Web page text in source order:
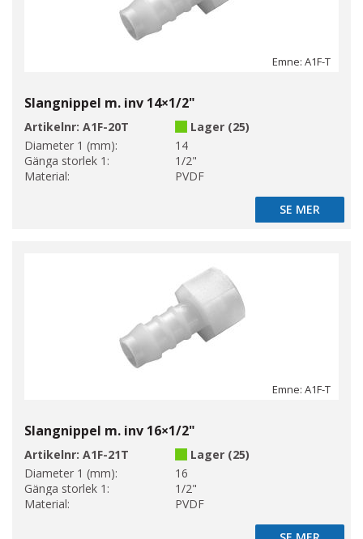
Emne: A1F-T
Slangnippel m. inv 14×1/2"
Artikelnr: A1F-20T
Lager (25)
Diameter 1 (mm):
14
Gänga storlek 1:
1/2"
Material:
PVDF
SE MER
SE MER
Emne: A1F-T
Slangnippel m. inv 16×1/2"
Artikelnr: A1F-21T
Lager (25)
Diameter 1 (mm):
16
Gänga storlek 1:
1/2"
Material:
PVDF